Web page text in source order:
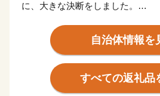
に、大きな決断をしました。
市民の努力により116億円もの
た一方、まちから多くの人が去り
このままでは夕張自体の存続も
自治体情報を
すべての返礼品